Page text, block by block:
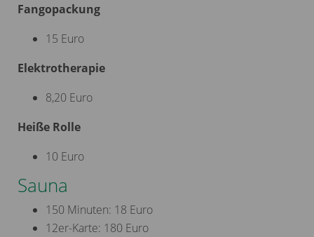
Fangopackung
15 Euro
Elektrotherapie
8,20 Euro
Heiße Rolle
10 Euro
Sauna
150 Minuten: 18 Euro
12er-Karte: 180 Euro